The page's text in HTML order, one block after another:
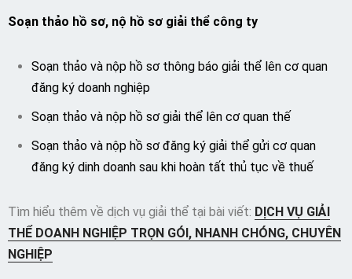
Soạn thảo hồ sơ, nộ hồ sơ giải thể công ty
Soạn thảo và nộp hồ sơ thông báo giải thể lên cơ quan
đăng ký doanh nghiệp
Soạn thảo và nộp hồ sơ giải thể lên cơ quan thế
Soạn thảo và nộp hồ sơ đăng ký giải thể gửi cơ quan
đăng ký dinh doanh sau khi hoàn tất thủ tục về thuế
Tìm hiểu thêm về dịch vụ giải thể tại bài viết: DỊCH VỤ GIẢI
THỂ DOANH NGHIỆP TRỌN GÓI, NHANH CHÓNG, CHUYÊN
NGHIỆP